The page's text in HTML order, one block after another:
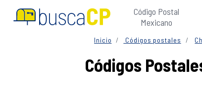
Código Postal
Mexicano
Inicio Códigos postales
Códigos